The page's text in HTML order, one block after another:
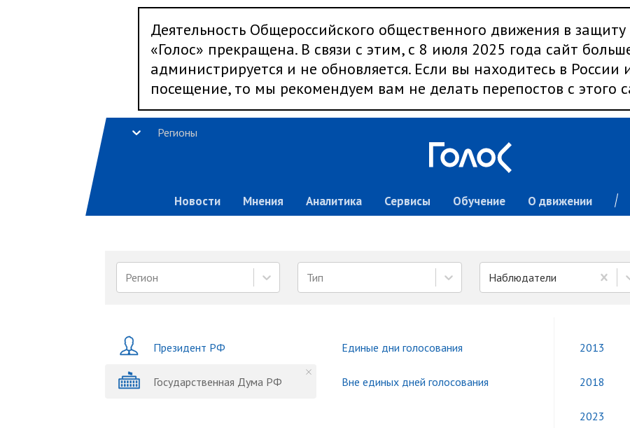
Деятельность Общероссийского общественного движения в
«Голос» прекращена. В связи с этим, с 8 июля 2025 года сайт
администрируется и не обновляется. Если вы находитесь в России
посещение, то мы рекомендуем вам не делать перепостов с этого
Регионы
Новости Мнения Аналитика Сервисы Обучение О движении
Регион Тип Наблюдатели
Президент РФ
Государственная Дума РФ
Единые дни голосования
Вне единых дней голосования
2013
2018
2023